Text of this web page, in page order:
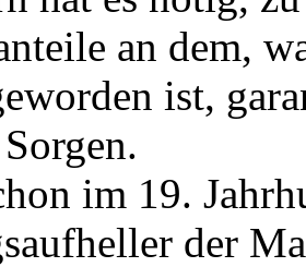
an dem,
ist,
im 19.
der